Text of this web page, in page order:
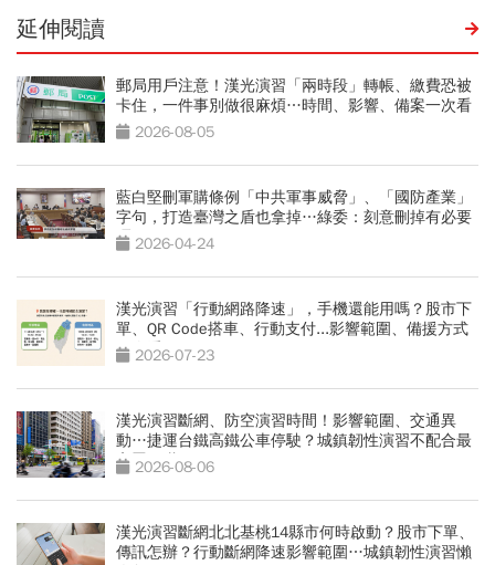
延伸閱讀
郵局用戶注意！漢光演習「兩時段」轉帳、繳費恐被
卡住，一件事別做很麻煩…時間、影響、備案一次看
2026-08-05
藍白堅刪軍購條例「中共軍事威脅」、「國防產業」
字句，打造臺灣之盾也拿掉…綠委：刻意刪掉有必要
嗎 2026-04-24
漢光演習「行動網路降速」，手機還能用嗎？股市下
單、QR Code搭車、行動支付...影響範圍、備援方式
一次看
2026-07-23
漢光演習斷網、防空演習時間！影響範圍、交通異
動…捷運台鐵高鐵公車停駛？城鎮韌性演習不配合最
高罰15萬
2026-08-06
漢光演習斷網北北基桃14縣市何時啟動？股市下單、
傳訊怎辦？行動斷網降速影響範圍…城鎮韌性演習懶